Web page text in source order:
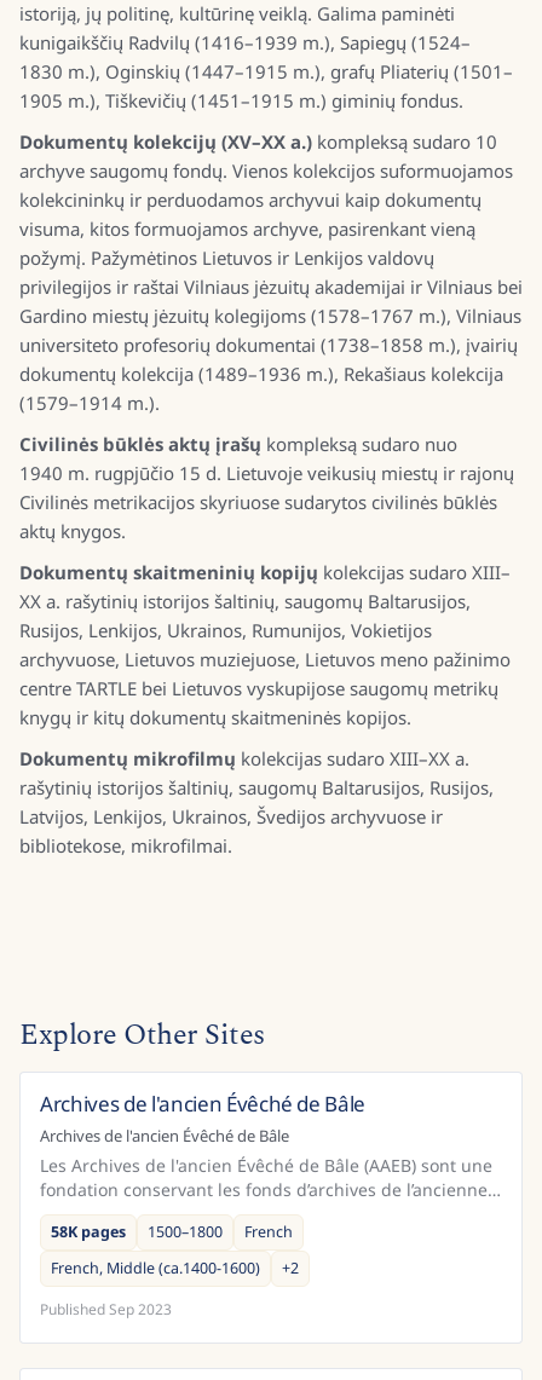
istoriją, jų politinę, kultūrinę veiklą. Galima paminėti
kunigaikščių Radvilų (1416–1939 m.), Sapiegų (1524–
1830 m.), Oginskių (1447–1915 m.), grafų Pliaterių (1501–
1905 m.), Tiškevičių (1451–1915 m.) giminių fondus.
Dokumentų kolekcijų (XV–XX a.) kompleksą sudaro 10
archyve saugomų fondų. Vienos kolekcijos suformuojamos
kolekcininkų ir perduodamos archyvui kaip dokumentų
visuma, kitos formuojamos archyve, pasirenkant vieną
požymį. Pažymėtinos Lietuvos ir Lenkijos valdovų
privilegijos ir raštai Vilniaus jėzuitų akademijai ir Vilniaus bei
Gardino miestų jėzuitų kolegijoms (1578–1767 m.), Vilniaus
universiteto profesorių dokumentai (1738–1858 m.), įvairių
dokumentų kolekcija (1489–1936 m.), Rekašiaus kolekcija
(1579–1914 m.).
Civilinės būklės aktų įrašų kompleksą sudaro nuo
1940 m. rugpjūčio 15 d. Lietuvoje veikusių miestų ir rajonų
Civilinės metrikacijos skyriuose sudarytos civilinės būklės
aktų knygos.
Dokumentų skaitmeninių kopijų kolekcijas sudaro XIII–
XX a. rašytinių istorijos šaltinių, saugomų Baltarusijos,
Rusijos, Lenkijos, Ukrainos, Rumunijos, Vokietijos
archyvuose, Lietuvos muziejuose, Lietuvos meno pažinimo
centre TARTLE bei Lietuvos vyskupijose saugomų metrikų
knygų ir kitų dokumentų skaitmeninės kopijos.
Dokumentų mikrofilmų kolekcijas sudaro XIII–XX a.
rašytinių istorijos šaltinių, saugomų Baltarusijos, Rusijos,
Latvijos, Lenkijos, Ukrainos, Švedijos archyvuose ir
bibliotekose, mikrofilmai.
Explore Other Sites
Archives de l'ancien Évêché de Bâle
Archives de l'ancien Évêché de Bâle
Les Archives de l'ancien Évêché de Bâle (AAEB) sont une
fondation conservant les fonds d’archives de l’ancienne
principauté épiscopale de Bâle. Son siège est...
58K pages 1500–1800
French
French, Middle (ca.1400-1600)
+2
PublishedSep 2023